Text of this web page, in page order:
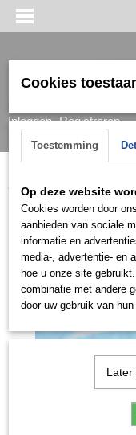
Inloggen Registreren
Home > >
Cookies
Toestemming
Op deze website
Cookies worden door
aanbieden van sociale
informatie en
media-, advertentie- en
hoe u onze site
combinatie met andere
door uw gebruik van
Later